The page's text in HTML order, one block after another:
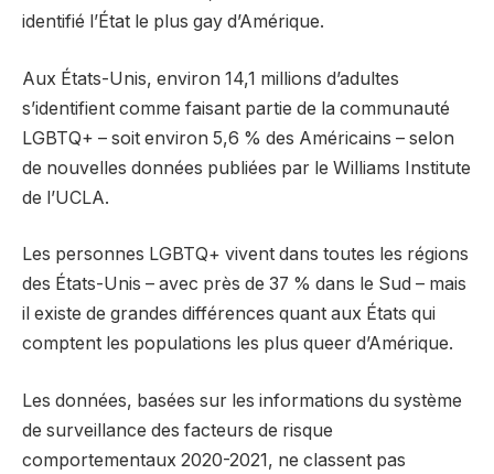
identifié l’État le plus gay d’Amérique.
Aux États-Unis, environ 14,1 millions d’adultes
s’identifient comme faisant partie de la communauté
LGBTQ+ – soit environ 5,6 % des Américains – selon
de nouvelles données publiées par le Williams Institute
de l’UCLA.
Les personnes LGBTQ+ vivent dans toutes les régions
des États-Unis – avec près de 37 % dans le Sud – mais
il existe de grandes différences quant aux États qui
comptent les populations les plus queer d’Amérique.
Les données, basées sur les informations du système
de surveillance des facteurs de risque
comportementaux 2020-2021, ne classent pas